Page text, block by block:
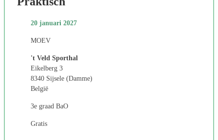
20 januari 2027
MOEV
't Veld Sporthal
Eikelberg 3
8340 Sijsele (Damme)
België
3e graad BaO
Gratis